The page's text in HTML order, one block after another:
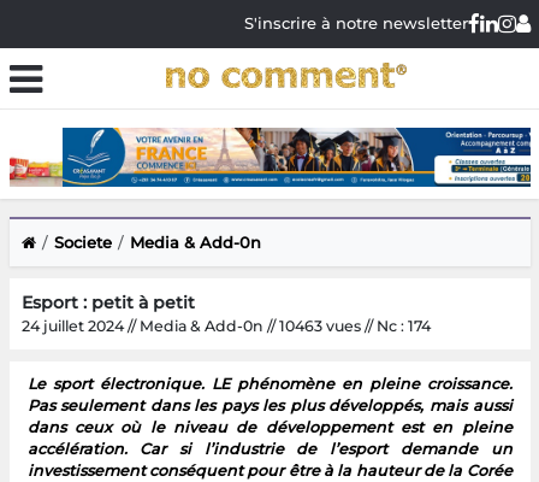
S'inscrire à notre newsletter
Societe Media & Add-0n
Esport : petit à petit
24 juillet 2024 // Media & Add-0n // 10463 vues // Nc : 174
Le sport électronique. LE phénomène en pleine croissance.
Pas seulement dans les pays les plus développés, mais aussi
dans ceux où le niveau de développement est en pleine
accélération. Car si l’industrie de l’esport demande un
investissement conséquent pour être à la hauteur de la Corée